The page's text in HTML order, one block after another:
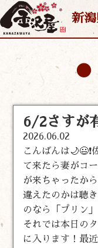
新
6/2さすが
2026.06.02
こんばんは
て来たら妻がコ
が来ちゃったか
違えたのかは聴
のなら「プリン
それでは本日の
に入ります！最